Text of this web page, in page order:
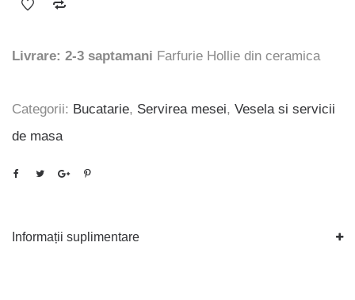
Livrare: 2-3 saptamani Farfurie Hollie din ceramica
Categorii: Bucatarie, Servirea mesei, Vesela si servicii
de masa
Informații suplimentare